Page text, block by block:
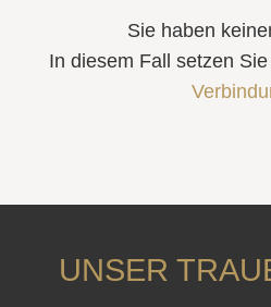
Sie haben
In diesem Fall setzen
UNSER